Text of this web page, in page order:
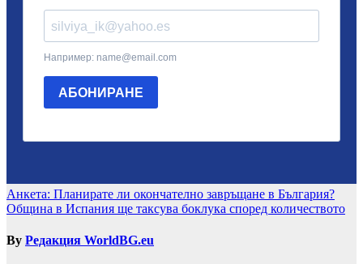
Навигация
Анкета: Планирате ли окончателно завръщане в България?
Община в Испания ще таксува боклука според количеството
By Редакция WorldBG.eu